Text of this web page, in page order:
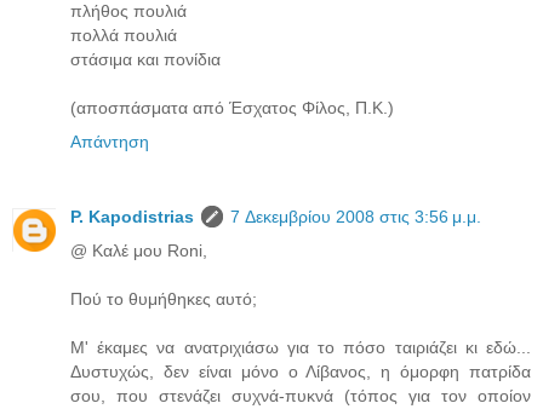
πλήθος πουλιά
πολλά πουλιά
στάσιμα και πονίδια
(αποσπάσματα από Έσχατος Φίλος, Π.Κ.)
Απάντηση
P. Kapodistrias
7 Δεκεμβρίου 2008 στις 3:56 μ.μ.
@ Καλέ μου Roni,
Πού το θυμήθηκες αυτό;
Μ' έκαμες να ανατριχιάσω για το πόσο ταιριάζει κι εδώ...
Δυστυχώς, δεν είναι μόνο ο Λίβανος, η όμορφη πατρίδα
σου, που στενάζει συχνά-πυκνά (τόπος για τον οποίον